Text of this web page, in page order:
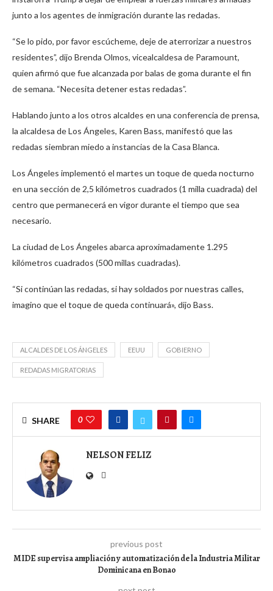
junto a los agentes de inmigración durante las redadas.
“Se lo pido, por favor escúcheme, deje de aterrorizar a nuestros
residentes”, dijo Brenda Olmos, vicealcaldesa de Paramount,
quien afirmó que fue alcanzada por balas de goma durante el fin
de semana. “Necesita detener estas redadas”.
Hablando junto a los otros alcaldes en una conferencia de prensa,
la alcaldesa de Los Ángeles, Karen Bass, manifestó que las
redadas siembran miedo a instancias de la Casa Blanca.
Los Ángeles implementó el martes un toque de queda nocturno
en una sección de 2,5 kilómetros cuadrados (1 milla cuadrada) del
centro que permanecerá en vigor durante el tiempo que sea
necesario.
La ciudad de Los Ángeles abarca aproximadamente 1.295
kilómetros cuadrados (500 millas cuadradas).
“Si continúan las redadas, si hay soldados por nuestras calles,
imagino que el toque de queda continuará», dijo Bass.
ALCALDES DE LOS ÁNGELES EEUU GOBIERNO
REDADAS MIGRATORIAS
SHARE 0
NELSON FELIZ
previous post
MIDE supervisa ampliación y automatización de la Industria Militar
Dominicana en Bonao